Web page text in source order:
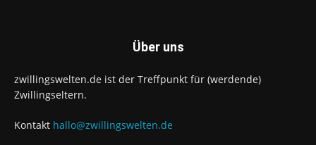
Über uns
zwillingswelten.de ist der Treffpunkt für (werdende)
Zwillingseltern.
Kontakt hallo@zwillingswelten.de